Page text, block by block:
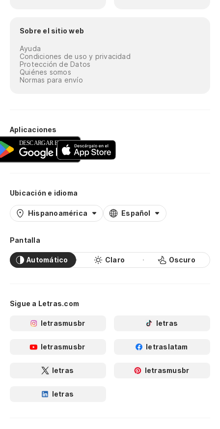
Sobre el sitio web
Ayuda
Condiciones de uso y privacidad
Protección de Datos
Quiénes somos
Normas para envío
Aplicaciones
Ubicación e idioma
Hispanoamérica Español
Pantalla
Automático Claro Oscuro
Sigue a Letras.com
letrasmusbr letras
letrasmusbr letraslatam
letras letrasmusbr
letras